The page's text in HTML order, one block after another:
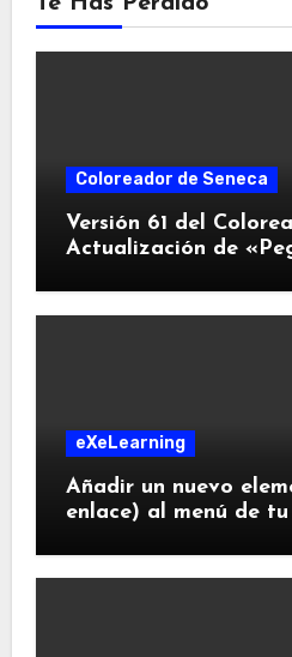
Coloreador de Seneca
Versión 61 del
Actualización de
eXeLearning
Añadir un nuevo
enlace) al menú de